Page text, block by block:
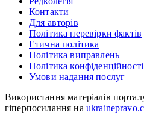
Контакти
Для авторів
Політика перевірки фактів
Етична політика
Політика виправлень
Політика конфіденційності
Умови надання послуг
Використання матеріалів
гіперпосилання на